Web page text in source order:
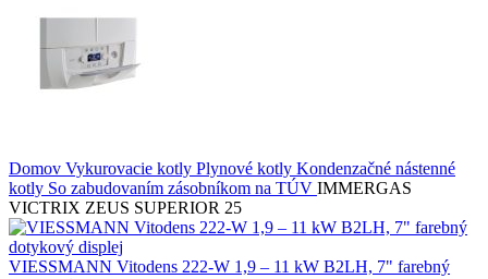
Domov Vykurovacie kotly Plynové kotly Kondenzačné nástenné
kotly So zabudovaním zásobníkom na TÚV IMMERGAS
VICTRIX ZEUS SUPERIOR 25
VIESSMANN Vitodens 222-W 1,9 – 11 kW B2LH, 7" farebný